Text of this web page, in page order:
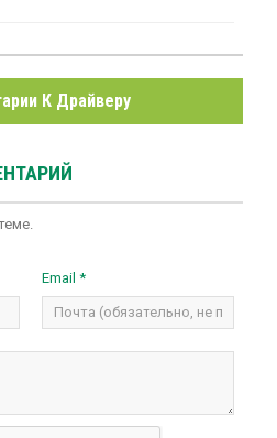
К Драйверу
Email *